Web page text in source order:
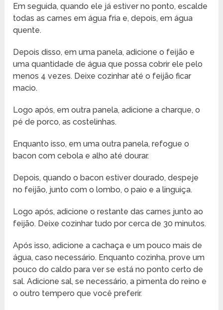
Em seguida, quando ele já estiver no ponto, escalde
todas as carnes em água fria e, depois, em água
quente.
Depois disso, em uma panela, adicione o feijão e
uma quantidade de água que possa cobrir ele pelo
menos 4 vezes. Deixe cozinhar até o feijão ficar
macio.
Logo após, em outra panela, adicione a charque, o
pé de porco, as costelinhas.
Enquanto isso, em uma outra panela, refogue o
bacon com cebola e alho até dourar.
Depois, quando o bacon estiver dourado, despeje
no feijão, junto com o lombo, o paio e a linguiça.
Logo após, adicione o restante das carnes junto ao
feijão. Deixe cozinhar tudo por cerca de 30 minutos.
Após isso, adicione a cachaça e um pouco mais de
água, caso necessário. Enquanto cozinha, prove um
pouco do caldo para ver se está no ponto certo de
sal. Adicione sal, se necessário, a pimenta do reino e
o outro tempero que você preferir.